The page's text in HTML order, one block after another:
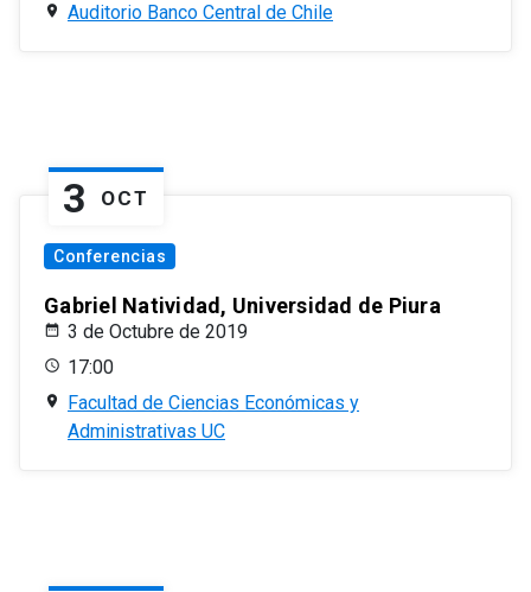
Auditorio Banco Central de Chile
3 OCT
Conferencias
Gabriel Natividad, Universidad de Piura
3 de Octubre de 2019
17:00
Facultad de Ciencias Económicas y
Administrativas UC